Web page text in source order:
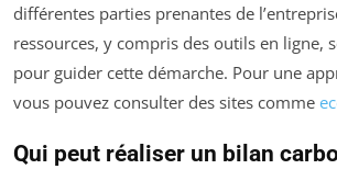
différentes parties prenantes de
ressources, y compris des outils en ligne,
pour guider cette démarche. Pour une
vous pouvez consulter des sites comme
Qui peut réaliser un bilan